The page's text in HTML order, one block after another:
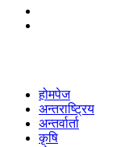
होमपेज
अन्तराष्ट्रिय
अन्तर्वार्ता
कृषि